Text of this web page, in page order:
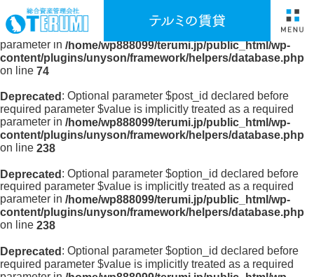
Deprecated: Optional parameter $option_id declared before
required parameter $value is implicitly treated as a required
parameter in /home/wp888099/terumi.jp/public_html/wp-
content/plugins/unyson/framework/helpers/database.php
on line 74
Deprecated : Optional parameter $post_id declared before
required parameter $value is implicitly treated as a required
parameter in /home/wp888099/terumi.jp/public_html/wp-
content/plugins/unyson/framework/helpers/database.php
on line 238
Deprecated: Optional parameter $option_id declared before
required parameter $value is implicitly treated as a required
parameter in /home/wp888099/terumi.jp/public_html/wp-
content/plugins/unyson/framework/helpers/database.php
on line 238
Deprecated : Optional parameter $option_id declared before
required parameter $value is implicitly treated as a required